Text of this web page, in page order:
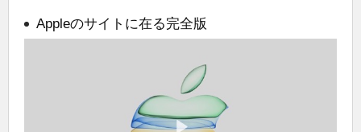
Appleのサイトに在る完全版